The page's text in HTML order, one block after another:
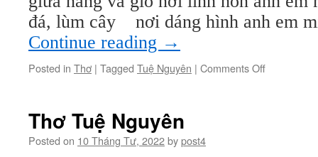
đá, lùm cây nơi dáng hình anh em
Continue reading →
Posted in Thơ | Tagged Tuệ Nguyên | Comments Offon
Thơ Tuệ Nguyên
Posted on 10 Tháng Tư, 2022bypost4